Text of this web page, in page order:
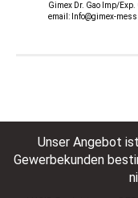
Gimex Dr. Gao Imp/
email: Info@gimex-
Unser Angebot
Gewerbekunden